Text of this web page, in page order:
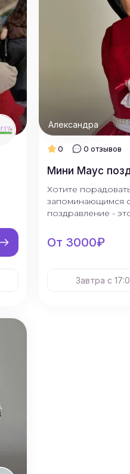
Александра
0 0 отзывов
Мини Маус
Хотите
запоминающимся
поздравление -
От 3000₽
Завтра с